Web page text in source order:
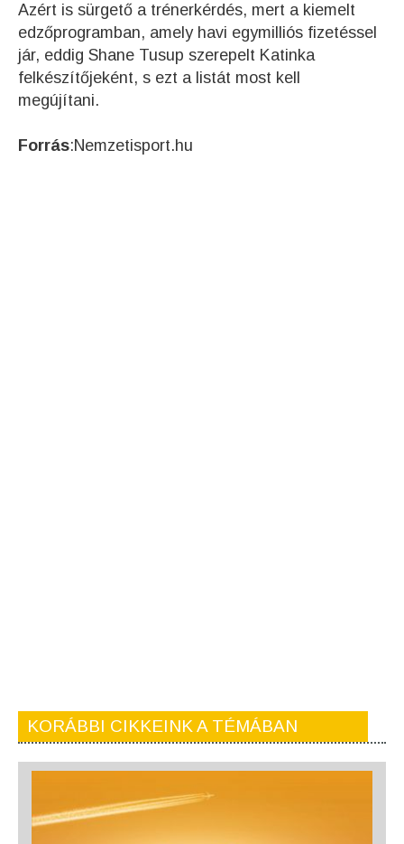
Azért is sürgető a trénerkérdés, mert a kiemelt
edzőprogramban, amely havi egymilliós fizetéssel
jár, eddig Shane Tusup szerepelt Katinka
felkészítőjeként, s ezt a listát most kell
megújítani.
Forrás:Nemzetisport.hu
KORÁBBI CIKKEINK A TÉMÁBAN